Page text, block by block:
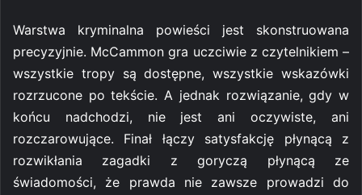
Warstwa kryminalna powieści jest skonstruowana
precyzyjnie. McCammon gra uczciwie z czytelnikiem –
wszystkie tropy są dostępne, wszystkie wskazówki
rozrzucone po tekście. A jednak rozwiązanie, gdy w
końcu nadchodzi, nie jest ani oczywiste, ani
rozczarowujące. Finał łączy satysfakcję płynącą z
rozwikłania zagadki z goryczą płynącą ze
świadomości, że prawda nie zawsze prowadzi do